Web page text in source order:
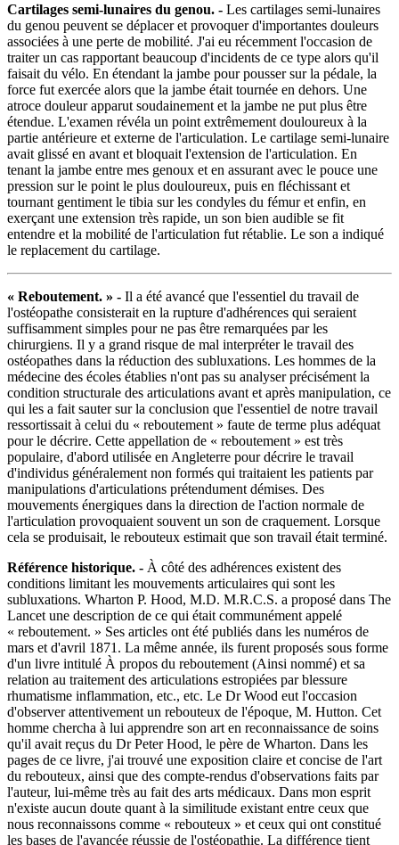
Cartilages semi-lunaires du genou. - Les cartilages semi-lunaires
du genou peuvent se déplacer et provoquer d'importantes douleurs
associées à une perte de mobilité. J'ai eu récemment l'occasion de
traiter un cas rapportant beaucoup d'incidents de ce type alors qu'il
faisait du vélo. En étendant la jambe pour pousser sur la pédale, la
force fut exercée alors que la jambe était tournée en dehors. Une
atroce douleur apparut soudainement et la jambe ne put plus être
étendue. L'examen révéla un point extrêmement douloureux à la
partie antérieure et externe de l'articulation. Le cartilage semi-lunaire
avait glissé en avant et bloquait l'extension de l'articulation. En
tenant la jambe entre mes genoux et en assurant avec le pouce une
pression sur le point le plus douloureux, puis en fléchissant et
tournant gentiment le tibia sur les condyles du fémur et enfin, en
exerçant une extension très rapide, un son bien audible se fit
entendre et la mobilité de l'articulation fut rétablie. Le son a indiqué
le replacement du cartilage.
« Reboutement. » - Il a été avancé que l'essentiel du travail de
l'ostéopathe consisterait en la rupture d'adhérences qui seraient
suffisamment simples pour ne pas être remarquées par les
chirurgiens. Il y a grand risque de mal interpréter le travail des
ostéopathes dans la réduction des subluxations. Les hommes de la
médecine des écoles établies n'ont pas su analyser précisément la
condition structurale des articulations avant et après manipulation, ce
qui les a fait sauter sur la conclusion que l'essentiel de notre travail
ressortissait à celui du « reboutement » faute de terme plus adéquat
pour le décrire. Cette appellation de « reboutement » est très
populaire, d'abord utilisée en Angleterre pour décrire le travail
d'individus généralement non formés qui traitaient les patients par
manipulations d'articulations prétendument démises. Des
mouvements énergiques dans la direction de l'action normale de
l'articulation provoquaient souvent un son de craquement. Lorsque
cela se produisait, le rebouteux estimait que son travail était terminé.
Référence historique. - À côté des adhérences existent des
conditions limitant les mouvements articulaires qui sont les
subluxations. Wharton P. Hood, M.D. M.R.C.S. a proposé dans The
Lancet une description de ce qui était communément appelé
« reboutement. » Ses articles ont été publiés dans les numéros de
mars et d'avril 1871. La même année, ils furent proposés sous forme
d'un livre intitulé À propos du reboutement (Ainsi nommé) et sa
relation au traitement des articulations estropiées par blessure
rhumatisme inflammation, etc., etc. Le Dr Wood eut l'occasion
d'observer attentivement un rebouteux de l'époque, M. Hutton. Cet
homme chercha à lui apprendre son art en reconnaissance de soins
qu'il avait reçus du Dr Peter Hood, le père de Wharton. Dans les
pages de ce livre, j'ai trouvé une exposition claire et concise de l'art
du rebouteux, ainsi que des compte-rendus d'observations faits par
l'auteur, lui-même très au fait des arts médicaux. Dans mon esprit
n'existe aucun doute quant à la similitude existant entre ceux que
nous reconnaissons comme « rebouteux » et ceux qui ont constitué
les bases de l'avancée réussie de l'ostéopathie. La différence tient